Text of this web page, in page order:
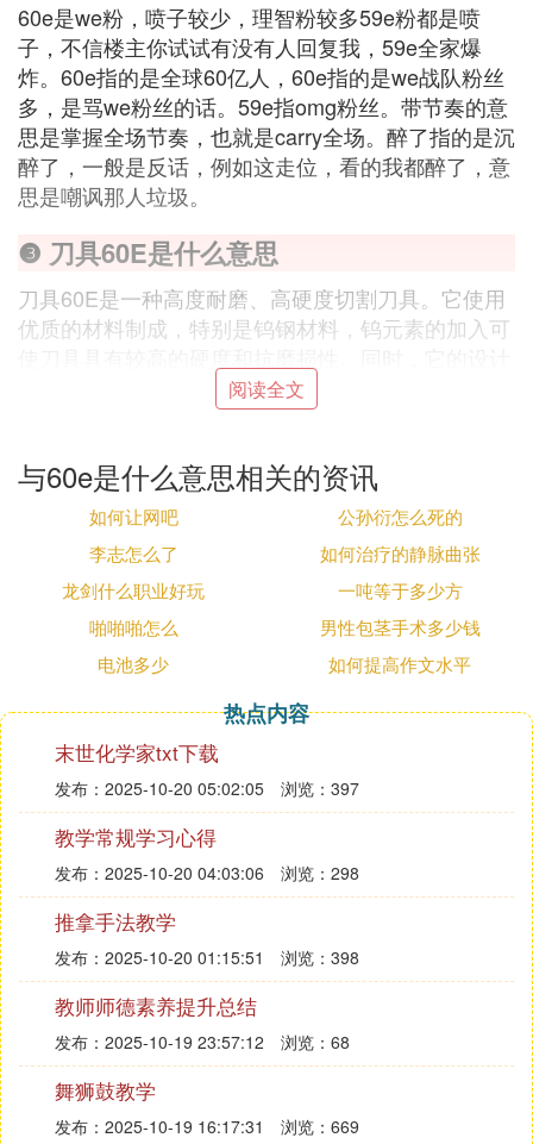
60e是we粉，喷子较少，理智粉较多59e粉都是喷
子，不信楼主你试试有没有人回复我，59e全家爆
炸。60e指的是全球60亿人，60e指的是we战队粉丝
多，是骂we粉丝的话。59e指omg粉丝。带节奏的意
思是掌握全场节奏，也就是carry全场。醉了指的是沉
醉了，一般是反话，例如这走位，看的我都醉了，意
思是嘲讽那人垃圾。
❸ 刀具60E是什么意思
刀具60E是一种高度耐磨、高硬度切割刀具。它使用
优质的材料制成，特别是钨钢材料，钨元素的加入可
结构与刃磨技术也具有较高的专业性和技术含量，可
以用于高精度切割、磨削等领域的加工。
刀具60E广泛应用于机械、电子、汽车制造、精密机
械加工、航空航天等领域。尤其是在高精度加工中，
由于其独特的材料、设计和生产工艺等特点，使得它
能够满足不同加工领域特定的要求，提高生产效率和
工件加工精度。
使用刀具60E需要注意的几个方面：首先，需要注意
保持切削工具表面的光滑度，构建完整的液体冷却系
统，以防止切削温度升高导致刀具损坏；其次，需用
不同的车、铣削和切割工具进行加工，以不同的角度
使用刀具，最大程度地减少刀具的磨损；最后，定期
检查和保养刀具，及时更换已经磨损的刀片，避免产
品质量下降和生产事故的发生。
阅读全文
与60e是什么意思相关的资讯
如何让网吧
公孙衍怎么死的
李志怎么了
如何治疗的静脉曲张
龙剑什么职业好玩
一吨等于多少方
啪啪啪怎么
男性包茎手术多少钱
电池多少
如何提高作文水平
热点内容
末世化学家txt下载
发布：2025-10-20 05:02:05 浏览：397
教学常规学习心得
发布：2025-10-20 04:03:06 浏览：298
推拿手法教学
发布：2025-10-20 01:15:51 浏览：398
教师师德素养提升总结
发布：2025-10-19 23:57:12 浏览：68
舞狮鼓教学
发布：2025-10-19 16:17:31 浏览：669